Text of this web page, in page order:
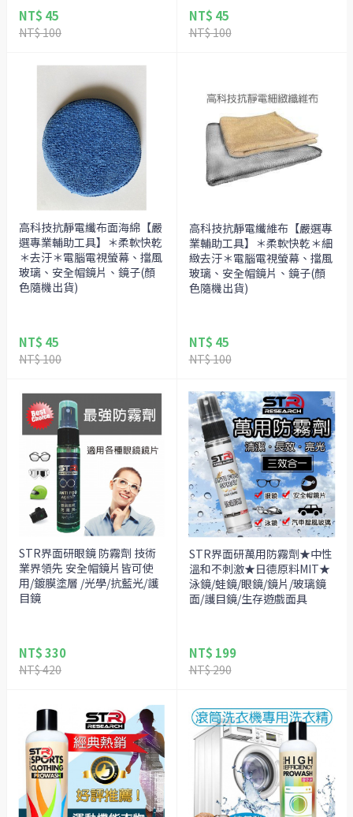
NT$ 45
NT$ 100
NT$ 45
NT$ 100
高科技抗靜電纖布面海綿【嚴
選專業輔助工具】＊柔軟快乾
＊去汙＊電腦電視螢幕、擋風
玻璃、安全帽鏡片、鏡子(顏
色隨機出貨)
NT$ 45
NT$ 100
高科技抗靜電纖維布【嚴選專
業輔助工具】＊柔軟快乾＊細
緻去汙＊電腦電視螢幕、擋風
玻璃、安全帽鏡片、鏡子(顏
色隨機出貨)
NT$ 45
NT$ 100
STR界面研眼鏡 防霧劑 技術
業界領先 安全帽鏡片皆可使
用/鍍膜塗層 /光學/抗藍光/護
目鏡
NT$ 330
NT$ 420
STR界面研萬用防霧劑★中性
溫和不刺激★日德原料MIT★
泳鏡/蛙鏡/眼鏡/鏡片/玻璃鏡
面/護目鏡/生存遊戲面具
NT$ 199
NT$ 290